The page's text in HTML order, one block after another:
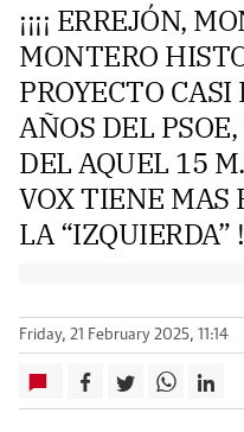
¡¡¡¡ ERREJÓN,
MONTERO
PROYECTO
AÑOS DEL
DEL AQUEL 15
VOX TIENE MAS
LA “IZQUIERDA”
Friday, 21 February 2025, 11:14